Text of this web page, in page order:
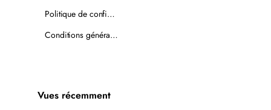
Politique de confidentialité
Conditions générales de vente
Vues récemment